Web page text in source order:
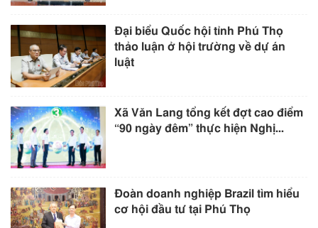
Đại biểu Quốc hội tỉnh Phú Thọ
thảo luận ở hội trường về dự án
luật
Xã Văn Lang tổng kết đợt cao điểm
“90 ngày đêm” thực hiện Nghị...
Đoàn doanh nghiệp Brazil tìm hiểu
cơ hội đầu tư tại Phú Thọ